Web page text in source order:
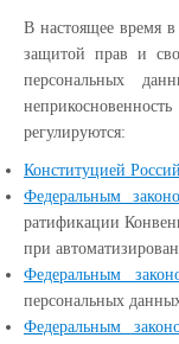
В настоящее время
защитой прав и
персональных
регулируются:
Конституцией
Федеральным
ратификации
при
Федеральным
персональных
Федеральным